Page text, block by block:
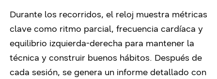
Durante los recorridos, el reloj muestra métricas
clave como ritmo parcial, frecuencia cardíaca y
equilibrio izquierda-derecha para mantener la
técnica y construir buenos hábitos. Después de
cada sesión, se genera un informe detallado con